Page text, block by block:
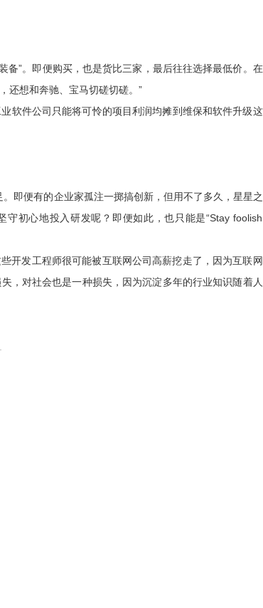
备”。即便购买，也是货比三家，最后往往选择最低价。
还想和奔驰、宝马切磋切磋。”
软件公司只能将可怜的项目利润均摊到维保和软件升级
即便有的企业家孤注一掷搞创新，但用不了多久，星星
初心地投入研发呢？即便如此，也只能是“Stay
开发工程师很可能被互联网公司高薪挖走了，因为互联
，对社会也是一种损失，因为沉淀多年的行业知识随着